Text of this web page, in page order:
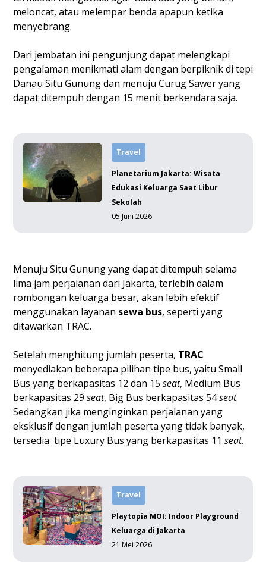
meloncat, atau melempar benda apapun ketika
menyebrang.
Dari jembatan ini pengunjung dapat melengkapi
pengalaman menikmati alam dengan berpiknik di tepi
Danau Situ Gunung dan menuju Curug Sawer yang
dapat ditempuh dengan 15 menit berkendara saja.
Travel
Planetarium Jakarta: Wisata
Edukasi Keluarga Saat Libur
Sekolah
05 Juni 2026
Menuju Situ Gunung yang dapat ditempuh selama
lima jam perjalanan dari Jakarta, terlebih dalam
rombongan keluarga besar, akan lebih efektif
menggunakan layanan sewa bus, seperti yang
ditawarkan TRAC.
Setelah menghitung jumlah peserta, TRAC
menyediakan beberapa pilihan tipe bus, yaitu Small
Bus yang berkapasitas 12 dan 15 seat, Medium Bus
berkapasitas 29 seat, Big Bus berkapasitas 54seat.
Sedangkan jika menginginkan perjalanan yang
eksklusif dengan jumlah peserta yang tidak banyak,
tersedia tipe Luxury Bus yang berkapasitas 11 seat.
Travel
Playtopia MOI: Indoor Playground
Keluarga di Jakarta
21 Mei 2026